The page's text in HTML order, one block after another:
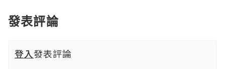
發表評論
登入發表評論